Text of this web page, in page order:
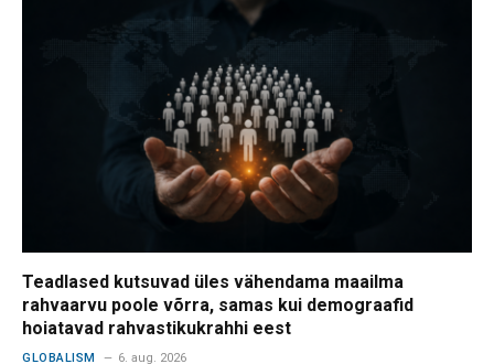
Teadlased kutsuvad üles vähendama maailma
rahvaarvu poole võrra, samas kui demograafid
hoiatavad rahvastikukrahhi eest
GLOBALISM 6. aug. 2026